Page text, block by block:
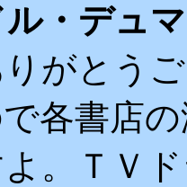
ル・デュ
がとう
各書店
よ。ＴＶ